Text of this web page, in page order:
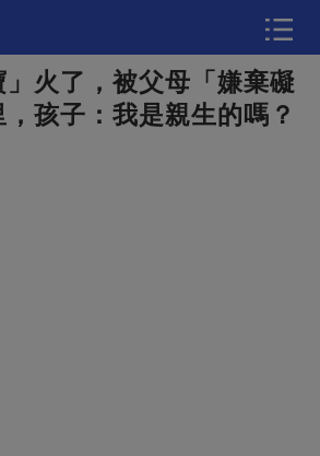
」火了，被父母「嫌棄礙
孩子：我是親生的嗎？